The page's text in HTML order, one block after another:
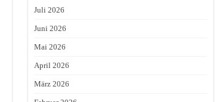
Juli 2026
Juni 2026
Mai 2026
April 2026
März 2026